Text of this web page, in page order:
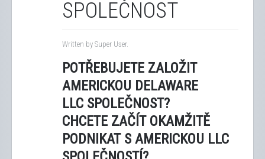
SPOLEČNOST
Written by Super User.
POTŘEBUJETE ZALOŽIT
AMERICKOU DELAWARE
LLC SPOLEČNOST?
CHCETE ZAČÍT OKAMŽITĚ
PODNIKAT S AMERICKOU LLC